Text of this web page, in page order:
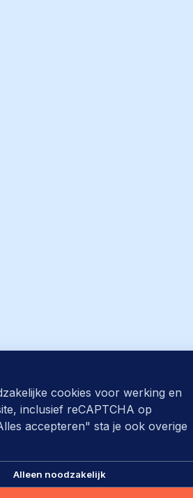
cookies voor werking en
inclusief reCAPTCHA op
accepteren" sta je ook overige
Alleen noodzakelijk